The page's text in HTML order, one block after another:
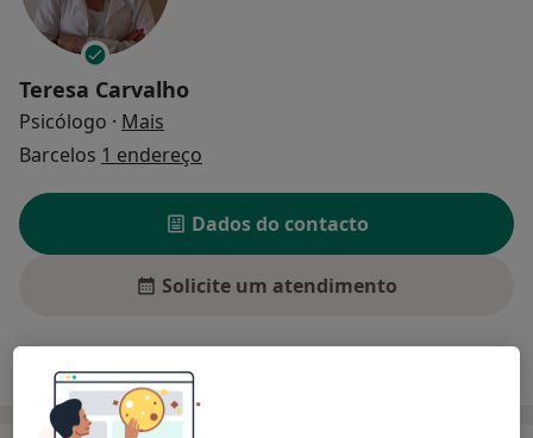
Teresa Carvalho
Psicólogo · Mais
Barcelos 1 endereço
Dados do contacto
Solicite um atendimento
Experiência Preços